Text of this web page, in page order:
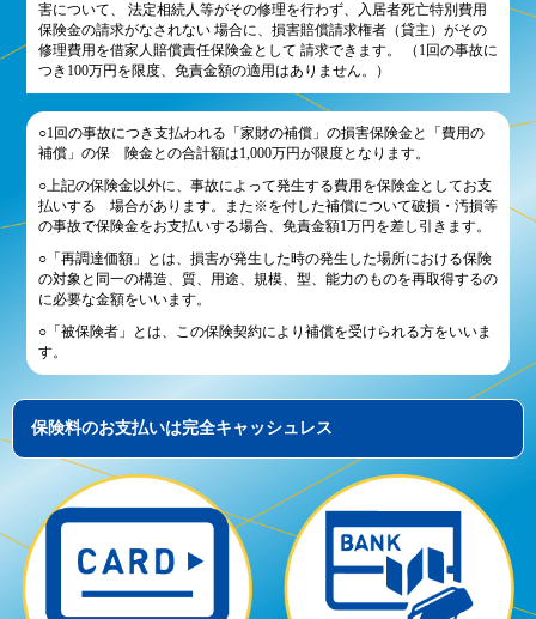
害について、 法定相続人等がその修理を行わず、入居者死亡特別費用
保険金の請求がなされない 場合に、損害賠償請求権者（貸主）がその
修理費用を借家人賠償責任保険金として 請求できます。 （1回の事故に
つき100万円を限度、免責金額の適用はありません。）
○1回の事故につき支払われる「家財の補償」の損害保険金と「費用の
補償」の保 険金との合計額は1,000万円が限度となります。
○上記の保険金以外に、事故によって発生する費用を保険金としてお支
払いする 場合があります。また※を付した補償について破損・汚損等
の事故で保険金をお支払いする場合、免責金額1万円を差し引きます。
○「再調達価額」とは、損害が発生した時の発生した場所における保険
の対象と同一の構造、質、用途、規模、型、能力のものを再取得するの
に必要な金額をいいます。
○「被保険者」とは、この保険契約により補償を受けられる方をいいま
す。
保険料のお支払いは完全キャッシュレス